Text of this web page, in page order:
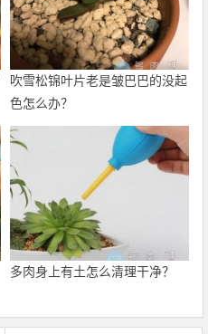
吹雪松锦叶片老是皱巴巴的没起
色怎么办？
多肉身上有土怎么清理干净？